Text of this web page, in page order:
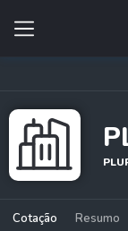
Cotação Resumo